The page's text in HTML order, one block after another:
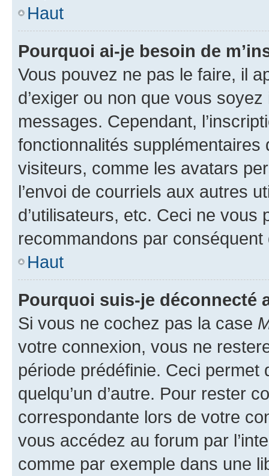
Haut
Pourquoi ai-je besoin de
Vous pouvez ne pas le faire, il
d’exiger ou non que vous
messages. Cependant,
fonctionnalités
visiteurs, comme les avatars
l’envoi de courriels aux autres
d’utilisateurs, etc. Ceci ne vous
recommandons par conséquent
Haut
Pourquoi suis-je déconnecté
Si vous ne cochez pas la case
votre connexion, vous ne
période prédéfinie. Ceci permet
quelqu’un d’autre. Pour rester
correspondante lors de votre
vous accédez au forum par
comme par exemple dans une